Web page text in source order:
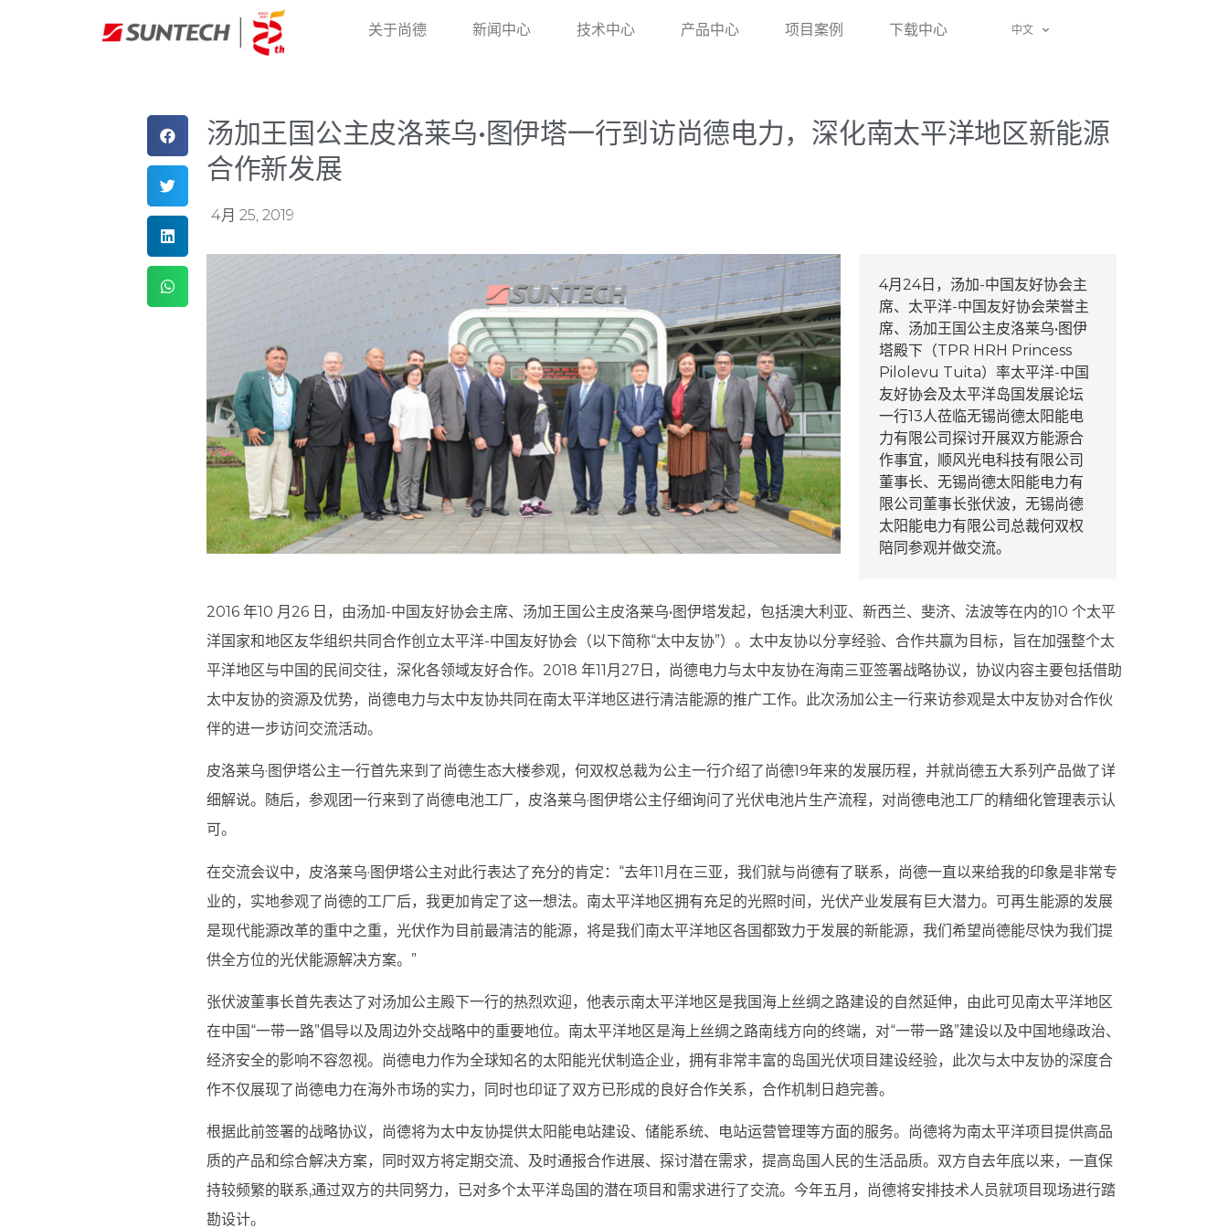
关于尚德 新闻中心 技术中心 产品中心 项目案例 下载中心 中文
汤加王国公主皮洛莱乌•图伊塔一行到访尚德电力，深化南太平洋地区新能源
合作新发展
4月 25, 2019
4月24日，汤加-中国友好协会主
席、太平洋-中国友好协会荣誉主
席、汤加王国公主皮洛莱乌•图伊
塔殿下（TPR HRH Princess
Pilolevu Tuita）率太平洋-中国
友好协会及太平洋岛国发展论坛
一行13人莅临无锡尚德太阳能电
力有限公司探讨开展双方能源合
作事宜，顺风光电科技有限公司
董事长、无锡尚德太阳能电力有
限公司董事长张伏波，无锡尚德
太阳能电力有限公司总裁何双权
陪同参观并做交流。
2016 年10 月26 日，由汤加-中国友好协会主席、汤加王国公主皮洛莱乌•图伊塔发起，包括澳大利亚、新西兰、斐济、法波等在内的10 个太平
洋国家和地区友华组织共同合作创立太平洋-中国友好协会（以下简称“太中友协”）。太中友协以分享经验、合作共赢为目标，旨在加强整个太
平洋地区与中国的民间交往，深化各领域友好合作。2018 年11月27日，尚德电力与太中友协在海南三亚签署战略协议，协议内容主要包括借助
太中友协的资源及优势，尚德电力与太中友协共同在南太平洋地区进行清洁能源的推广工作。此次汤加公主一行来访参观是太中友协对合作伙
伴的进一步访问交流活动。
皮洛莱乌·图伊塔公主一行首先来到了尚德生态大楼参观，何双权总裁为公主一行介绍了尚德19年来的发展历程，并就尚德五大系列产品做了详
细解说。随后，参观团一行来到了尚德电池工厂，皮洛莱乌·图伊塔公主仔细询问了光伏电池片生产流程，对尚德电池工厂的精细化管理表示认
可。
在交流会议中，皮洛莱乌·图伊塔公主对此行表达了充分的肯定：“去年11月在三亚，我们就与尚德有了联系，尚德一直以来给我的印象是非常专
业的，实地参观了尚德的工厂后，我更加肯定了这一想法。南太平洋地区拥有充足的光照时间，光伏产业发展有巨大潜力。可再生能源的发展
是现代能源改革的重中之重，光伏作为目前最清洁的能源，将是我们南太平洋地区各国都致力于发展的新能源，我们希望尚德能尽快为我们提
供全方位的光伏能源解决方案。”
张伏波董事长首先表达了对汤加公主殿下一行的热烈欢迎，他表示南太平洋地区是我国海上丝绸之路建设的自然延伸，由此可见南太平洋地区
在中国“一带一路”倡导以及周边外交战略中的重要地位。南太平洋地区是海上丝绸之路南线方向的终端，对“一带一路”建设以及中国地缘政治、
经济安全的影响不容忽视。尚德电力作为全球知名的太阳能光伏制造企业，拥有非常丰富的岛国光伏项目建设经验，此次与太中友协的深度合
作不仅展现了尚德电力在海外市场的实力，同时也印证了双方已形成的良好合作关系，合作机制日趋完善。
根据此前签署的战略协议，尚德将为太中友协提供太阳能电站建设、储能系统、电站运营管理等方面的服务。尚德将为南太平洋项目提供高品
质的产品和综合解决方案，同时双方将定期交流、及时通报合作进展、探讨潜在需求，提高岛国人民的生活品质。双方自去年底以来，一直保
持较频繁的联系,通过双方的共同努力，已对多个太平洋岛国的潜在项目和需求进行了交流。今年五月，尚德将安排技术人员就项目现场进行踏
勘设计。